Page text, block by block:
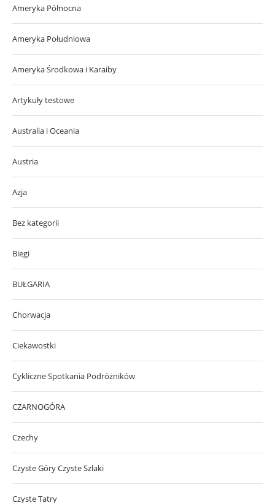
Ameryka Północna
Ameryka Południowa
Ameryka Środkowa i Karaiby
Artykuły testowe
Australia i Oceania
Austria
Azja
Bez kategorii
Biegi
BUŁGARIA
Chorwacja
Ciekawostki
Cykliczne Spotkania Podróżników
CZARNOGÓRA
Czechy
Czyste Góry Czyste Szlaki
Czyste Tatry